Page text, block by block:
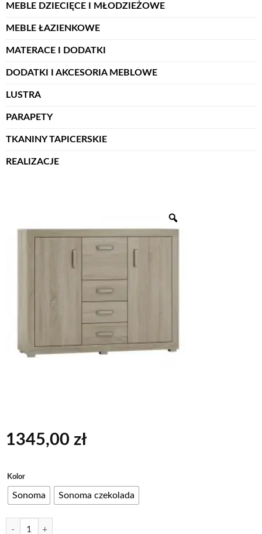
MEBLE DZIECIĘCE I MŁODZIEŻOWE
MEBLE ŁAZIENKOWE
MATERACE I DODATKI
DODATKI I AKCESORIA MEBLOWE
LUSTRA
PARAPETY
TKANINY TAPICERSKIE
REALIZACJE
1345,00 zł
Kolor
Sonoma Sonoma czekolada
ilość Bahama - Barek 138 (BA - BAREK)
Alternative: